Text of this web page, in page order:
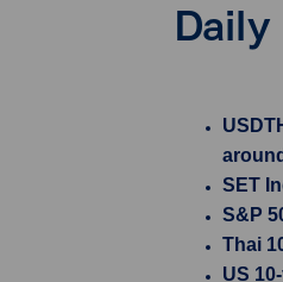
SET
S&P
Thai
US